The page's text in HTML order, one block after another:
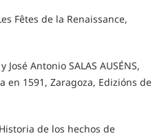
Fêtes de la Renaissance,
José Antonio SALAS AUSÉNS,
en 1591, Zaragoza, Edizións de
de los hechos de